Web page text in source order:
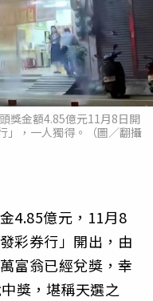
獎金額4.85億元11月8日開
」，一人獨得。（圖／翻攝
4.85億元，11月8
彩券行」開出，由
富翁已經兌獎，幸
獎，堪稱天選之